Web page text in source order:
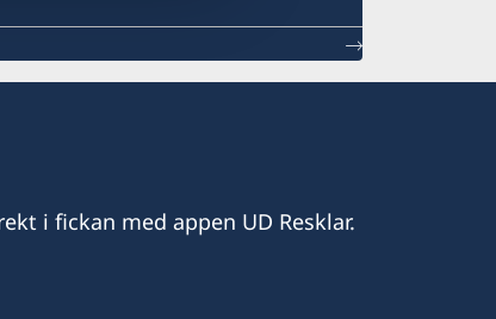
i fickan med appen UD Resklar.